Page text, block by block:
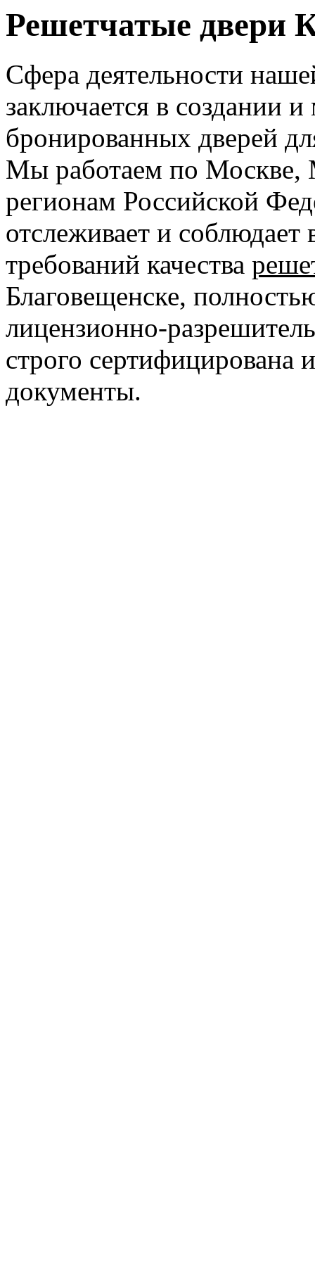
Решетчатые двери
Сфера деятельности
заключается в создании
бронированных дверей
Мы работаем по Москве,
регионам Российской
отслеживает и соблюдает
требований качества
Благовещенске,
лицензионно-
строго
документы.